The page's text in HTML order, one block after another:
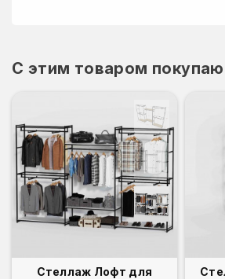
C этим товаром
Стеллаж Лофт для